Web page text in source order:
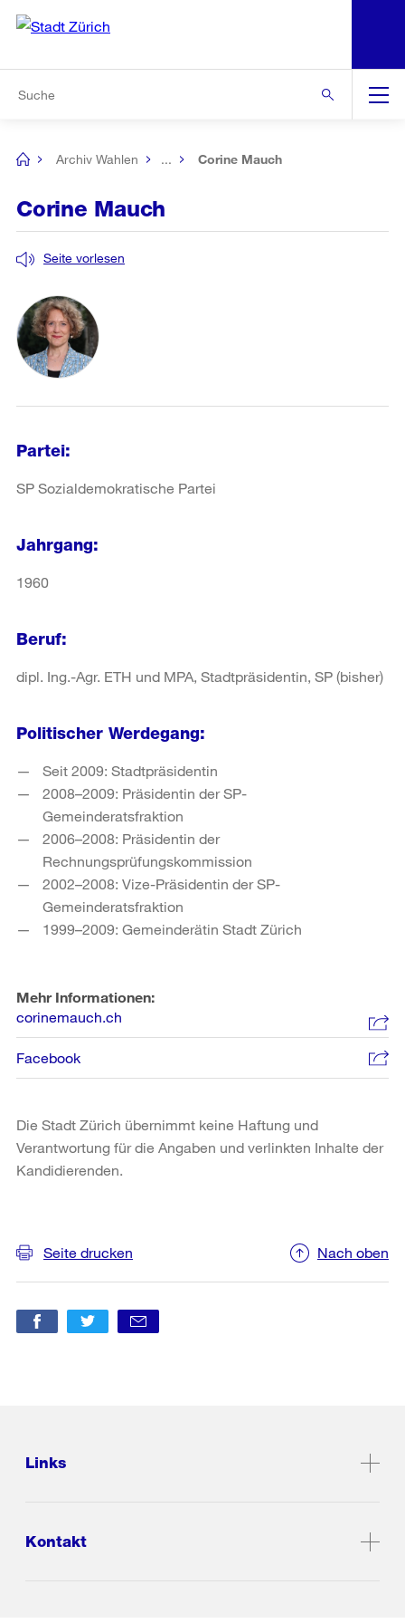
Navigation
[no
Archiv Wahlen ... Corine Mauch
Corine Mauch
Seite vorlesen
Partei:
SP Sozialdemokratische Partei
Jahrgang:
1960
Beruf:
dipl. Ing.-Agr. ETH und MPA, Stadtpräsidentin, SP (bisher)
Politischer Werdegang:
Seit 2009: Stadtpräsidentin
2008–2009: Präsidentin der SP-
Gemeinderatsfraktion
2006–2008: Präsidentin der
Rechnungsprüfungskommission
2002–2008: Vize-Präsidentin der SP-
Gemeinderatsfraktion
1999–2009: Gemeinderätin Stadt Zürich
Mehr Informationen:
corinemauch.ch
Facebook
Die Stadt Zürich übernimmt keine Haftung und
Verantwortung für die Angaben und verlinkten Inhalte der
Kandidierenden.
Seite drucken Nach oben
Links
Kontakt